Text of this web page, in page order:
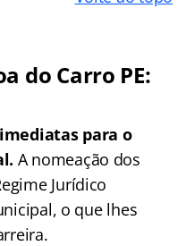
do Carro PE:
para o
A nomeação dos
Jurídico
o que lhes